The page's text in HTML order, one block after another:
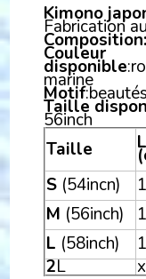
Kimono
Fabrication
Composition:
Couleur
disponible
marine
Motif
Taille
56inch
Taille
S (54incn)
M (56inch)
L (58inch)
2L x